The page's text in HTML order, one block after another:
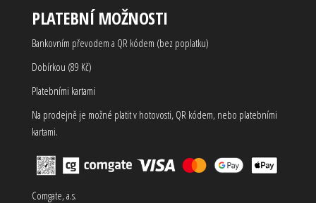
PLATEBNÍ MOŽNOSTI
Bankovním převodem a QR kódem (bez poplatku)
Dobírkou (89 Kč)
Platebními kartami
Na prodejně je možné platit v hotovosti, QR kódem, nebo platebními
kartami.
Comgate, a.s.